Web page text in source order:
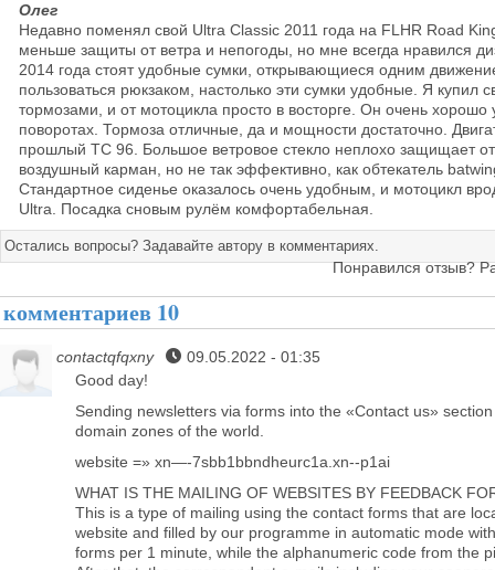
Олег
Недавно поменял свой Ultra Classic 2011 года на FLHR Road
меньше защиты от ветра и непогоды, но мне всегда нравился
2014 года стоят удобные сумки, открывающиеся одним
пользоваться рюкзаком, настолько эти сумки удобные. Я купил
тормозами, и от мотоцикла просто в восторге. Он очень хорошо
поворотах. Тормоза отличные, да и мощности достаточно.
прошлый TC 96. Большое ветровое стекло неплохо защищает
воздушный карман, но не так эффективно, как обтекатель
Стандартное сиденье оказалось очень удобным, и мотоцикл
Ultra. Посадка сновым рулём комфортабельная.
Остались вопросы? Задавайте автору в комментариях.
Понравился отзыв?
комментариев 10
contactqfqxny
09.05.2022 - 01:35
Good day!
Sending newsletters via forms into the «Contact us»
domain zones of the world.
website =» xn—-7sbb1bbndheurc1a.xn--p1ai
WHAT IS THE MAILING OF WEBSITES BY FEEDBACK
This is a type of mailing using the contact forms that are
website and filled by our programme in automatic mode
forms per 1 minute, while the alphanumeric code from the